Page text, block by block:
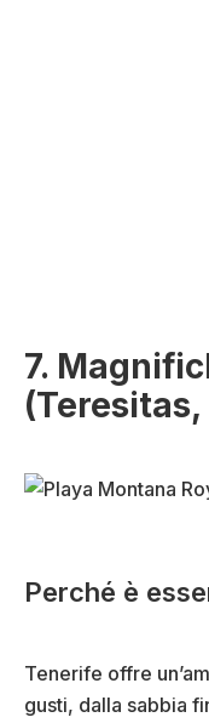
7.
Perché è
Tenerife offre
gusti, dalla sabbia